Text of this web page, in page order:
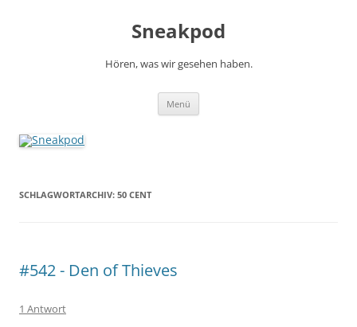
Sneakpod
Hören, was wir gesehen haben.
Menü
SCHLAGWORTARCHIV: 50 CENT
#542 - Den of Thieves
1 Antwort